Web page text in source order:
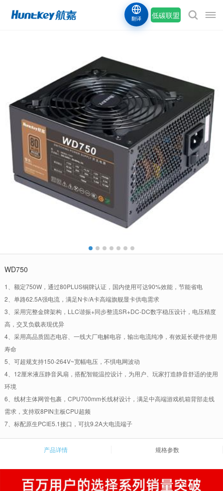
低碳联盟
翻译
WD750
1、额定750W，通过80PLUS铜牌认证，国内使用可达90%效能，节能省电
2、单路62.5A强电流，满足N卡/A卡高端旗舰显卡供电需求
3、采用完整金牌架构，LLC谐振+同步整流SR+DC-DC数字稳压设计，电压精度
高，交叉负载表现优异
4、采用高品质固态电容、一线大厂电解电容，输出电流纯净，有效延长硬件使用
寿命
5、可超规支持150-264V~宽幅电压，不惧电网波动
4、12厘米液压静音风扇，搭配智能温控设计，为用户、玩家打造静音舒适的使用
环境
6、线材主体网管包裹，CPU700mm长线材设计，满足中高端游戏机箱背部走线
需求，支持双8PIN主板CPU超频
7、标配原生PCIE5.1接口，可抗9.2A大电流端子
产品详情 规格参数